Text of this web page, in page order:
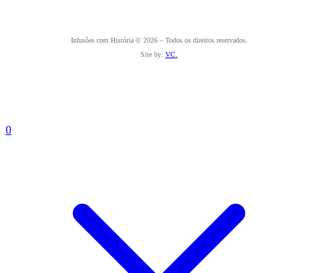
Infusões com História © 2026 – Todos os direitos reservados.
Site by: VC.
0